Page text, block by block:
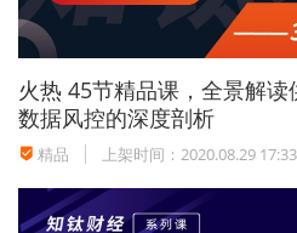
2、银行物理网点不会
就目前来看，由于监管要求和
上相当一部分老年人依赖于银
理网点不会全部消失。此外，
务、专业金融服务、个性化服
火热 45节精品课，全景解
数据风控的深度剖析
精品 上架时间：2020.08.29 17:33